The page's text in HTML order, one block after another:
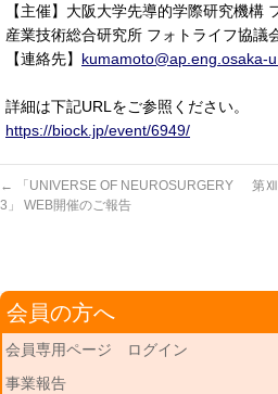
【主催】大阪大学先導的学際研究機構
産業技術総合研究所 フォトライフ協議
【連絡先】 kumamoto@ap.eng.osaka-
詳細は下記URLをご参照ください。
https://biock.jp/event/6949/
←
「UNIVERSE OF NEUROSURGERY
3」 WEB開催のご報告
第Ⅻ
会員の方へ
会員専用ページ ログイン
事業報告